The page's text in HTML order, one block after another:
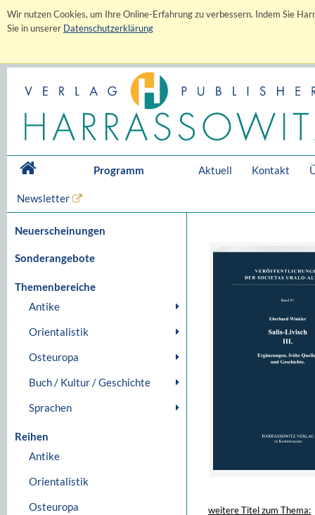
Wir nutzen Cookies, um Ihre Online-Erfahrung zu verbessern. Indem Sie
Sie in unserer Datenschutzerklärung
Programm Aktuell Kontakt
Newsletter
Neuerscheinungen
Sonderangebote
Themenbereiche
Antike
Orientalistik
Osteuropa
Buch / Kultur / Geschichte
Sprachen
Reihen
Antike
Orientalistik
Osteuropa
weitere Titel zum Thema: